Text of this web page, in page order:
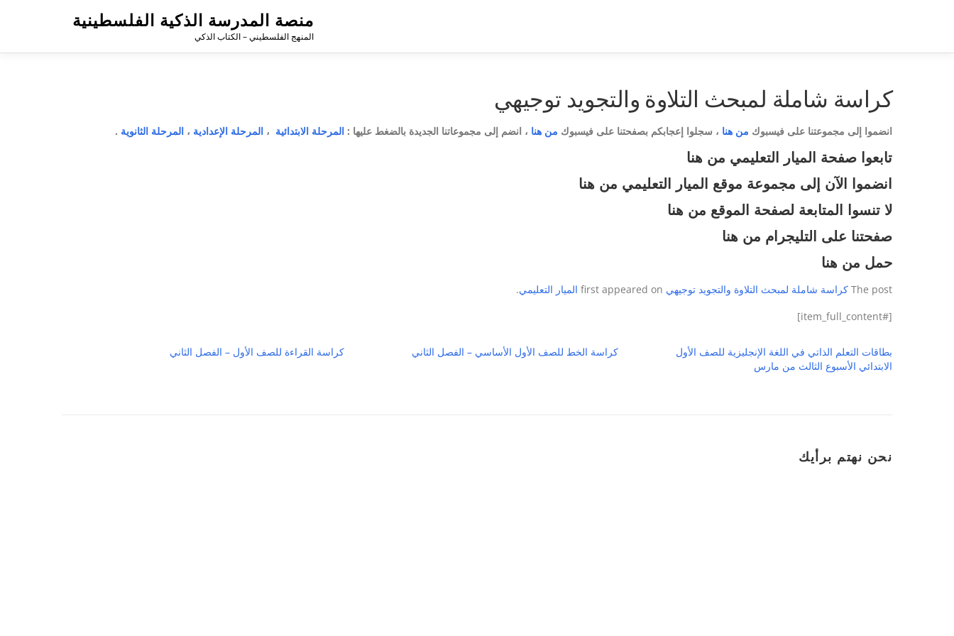
منصة المدرسة الذكية الفلسطينية
المنهج الفلسطيني – الكتاب الذكي
كراسة شاملة لمبحث التلاوة والتجويد توجيهي
انضموا إلى مجموعتنا على فيسبوك من هنا ، سجلوا إعجابكم بصفحتنا على فيسبوك من هنا ، انضم إلى مجموعاتنا الجديدة بالضغط عليها : المرحلة الابتدائية ، المرحلة الإعدادية ، المرحلة الثانوية .
تابعوا صفحة الميار التعليمي من هنا
انضموا الآن إلى مجموعة موقع الميار التعليمي من هنا
لا تنسوا المتابعة لصفحة الموقع من هنا
صفحتنا على التليجرام من هنا
حمل من هنا
The post كراسة شاملة لمبحث التلاوة والتجويد توجيهي الميار التعليمي.
[#item_full_content]
بطاقات التعلم الذاتي في اللغة الإنجليزية للصف الأول
الابتدائي الأسبوع الثالث من مارس
كراسة الخط للصف الأول الأساسي – الفصل الثاني كراسة القراءة للصف الأول – الفصل الثاني
نحن نهتم برأيك